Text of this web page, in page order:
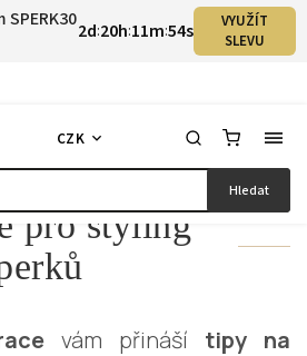
2d:20h:11m:54s
VYUŽÍT
SLEVU
Hledat
CZK
pro styling
vám přináší tipy na